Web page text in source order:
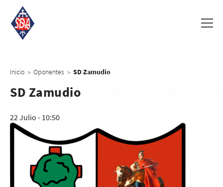
Inicio > Oponentes > SD Zamudio
SD Zamudio
22 Julio - 10:50